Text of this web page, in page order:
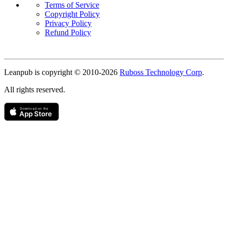
Terms of Service
Copyright Policy
Privacy Policy
Refund Policy
Leanpub is copyright © 2010-2026 Ruboss Technology Corp.
All rights reserved.